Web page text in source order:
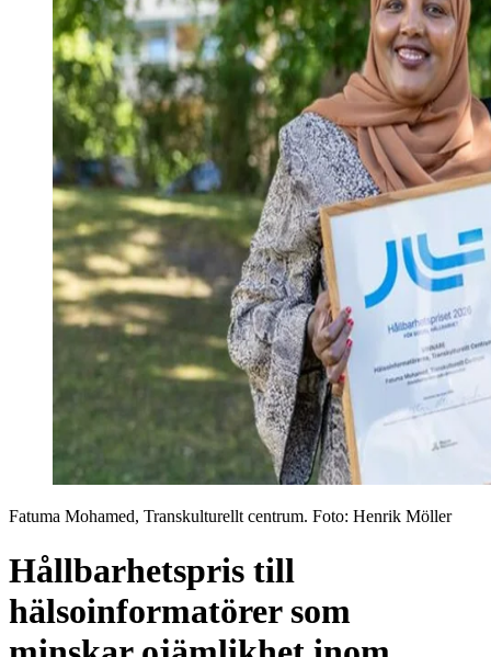
Fatuma Mohamed, Transkulturellt centrum. Foto: Henrik Möller
Hållbarhetspris till
hälsoinformatörer som